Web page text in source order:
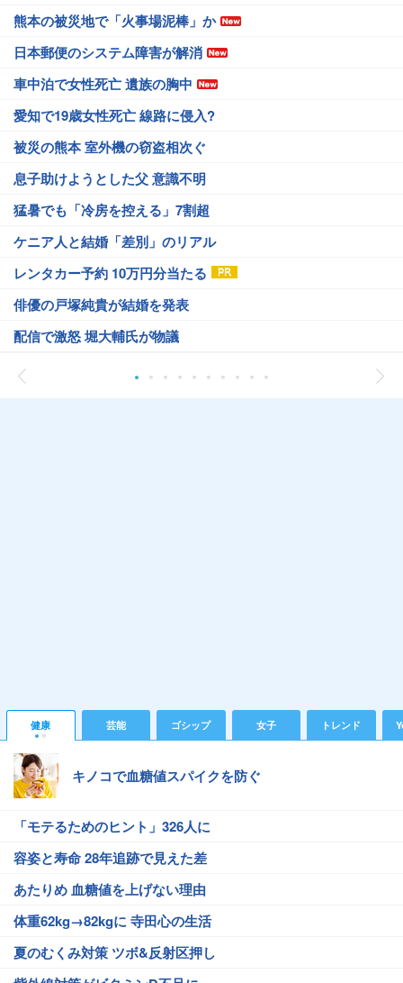
熊本の被災地で「火事場泥棒」か
日本郵便のシステム障害が解消
車中泊で女性死亡 遺族の胸中
愛知で19歳女性死亡 線路に侵入?
被災の熊本 室外機の窃盗相次ぐ
息子助けようとした父 意識不明
猛暑でも「冷房を控える」7割超
ケニア人と結婚「差別」のリアル
レンタカー予約 10万円分当たる
俳優の戸塚純貴が結婚を発表
配信で激怒 堀大輔氏が物議
健康 芸能 ゴシップ 女子 トレンド
キノコで血糖値スパイクを防ぐ
「モテるためのヒント」326人に
容姿と寿命 28年追跡で見えた差
あたりめ 血糖値を上げない理由
体重62kg→82kgに 寺田心の生活
夏のむくみ対策 ツボ&反射区押し